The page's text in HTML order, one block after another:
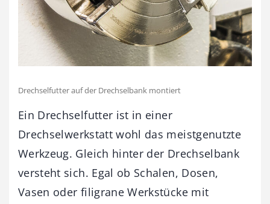
Drechselfutter auf der Drechselbank montiert
Ein Drechselfutter ist in einer
Drechselwerkstatt wohl das meistgenutzte
Werkzeug. Gleich hinter der Drechselbank
versteht sich. Egal ob Schalen, Dosen,
Vasen oder filigrane Werkstücke mit